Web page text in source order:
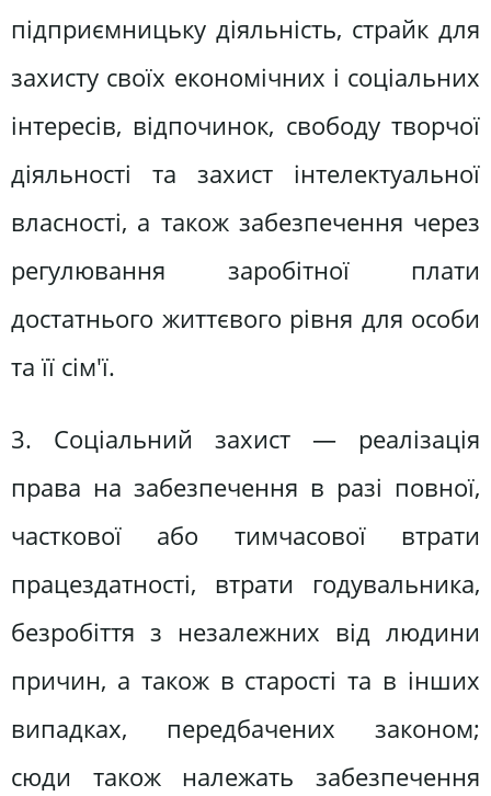
підприємницьку діяльність, страйк для
захисту своїх економічних і соціальних
інтересів, відпочинок, свободу творчої
діяльності та захист інтелектуальної
власності, а також забезпечення через
регулювання заробітної плати
достатнього життєвого рівня для особи
та її сім'ї.
3. Соціальний захист — реалізація
права на забезпечення в разі повної,
часткової або тимчасової втрати
працездатності, втрати годувальника,
безробіття з незалежних від людини
причин, а також в старості та в інших
випадках, передбачених законом;
сюди також належать забезпечення